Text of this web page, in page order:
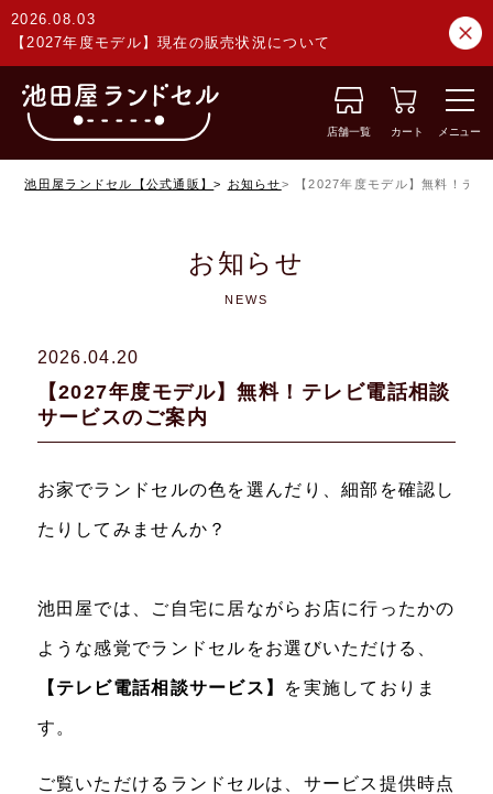
2026.08.03
【2027年度モデル】現在の販売状況について
店舗一覧 カート メニュー
池田屋ランドセル【公式通販】 お知らせ 【2027年度モデル】無料！テ
お知らせ
NEWS
2026.04.20
【2027年度モデル】無料！テレビ電話相談
サービスのご案内
お家でランドセルの色を選んだり、細部を確認し
たりしてみませんか？
池田屋では、ご自宅に居ながらお店に行ったかの
ような感覚でランドセルをお選びいただける、
【テレビ電話相談サービス】 を実施しておりま
す。
ご覧いただけるランドセルは、サービス提供時点